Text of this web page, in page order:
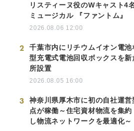
リスティーヌ役のWキャスト4
ミュージカル 『ファントム』
2026.08.06 12:00
2
千葉市内にリチウムイオン電池
型充電式電池回収ボックスを新
所設置
2026.08.05 16:00
3
神奈川県厚木市に初の自社運営
点が稼働～住宅資材物流を集
し物流ネットワークを最適化～